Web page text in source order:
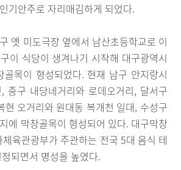
기안주로 자리매김하게 되었다.
옛 미도극장 옆에서 남산초등학교로 이
이 식당이 생겨나기 시작해 대구광역시
목이 형성되었다. 현재 남구 안지랑시
중구 내당네거리와 로데오거리, 달서구
현 오거리와 원대동 복개천 일대, 수성구
에 막창골목이 형성되어 있다. 대구막창
육관광부가 주관하는 전국 5대 음식 테
되면서 명성을 높였다.